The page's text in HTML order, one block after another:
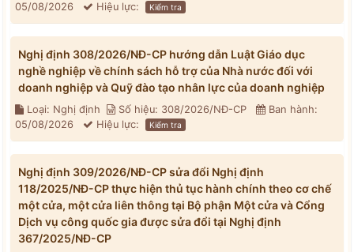
05/08/2026
Hiệu lực: Kiểm tra
Nghị định 308/2026/NĐ-CP hướng dẫn Luật Giáo dục
nghề nghiệp về chính sách hỗ trợ của Nhà nước đối với
doanh nghiệp và Quỹ đào tạo nhân lực của doanh nghiệp
Loại: Nghị định Số hiệu: 308/2026/NĐ-CP
Ban hành:
05/08/2026
Hiệu lực: Kiểm tra
Nghị định 309/2026/NĐ-CP sửa đổi Nghị định
118/2025/NĐ-CP thực hiện thủ tục hành chính theo cơ chế
một cửa, một cửa liên thông tại Bộ phận Một cửa và Cổng
Dịch vụ công quốc gia được sửa đổi tại Nghị định
367/2025/NĐ-CP